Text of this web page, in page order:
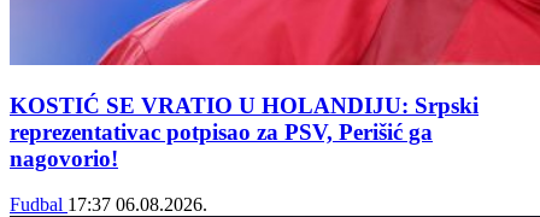
KOSTIĆ SE VRATIO U HOLANDIJU: Srpski
reprezentativac potpisao za PSV, Perišić ga
nagovorio!
Fudbal 17:37 06.08.2026.